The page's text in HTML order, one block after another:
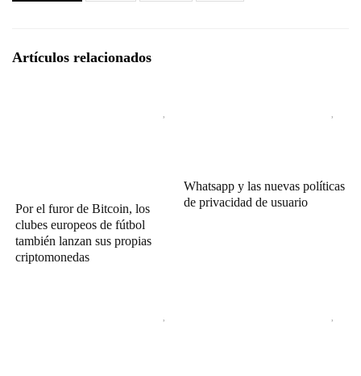
Artículos relacionados
Por el furor de Bitcoin, los
clubes europeos de fútbol
también lanzan sus propias
criptomonedas
Whatsapp y las nuevas políticas
de privacidad de usuario